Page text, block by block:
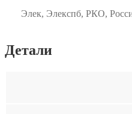
Элек, Элекспб, РКО,
Детали